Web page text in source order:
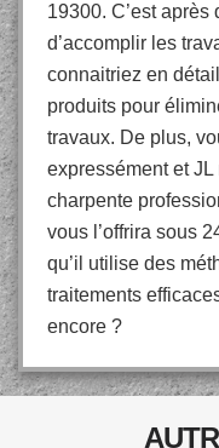
19300. C’est
d’accomplir les
connaitriez en
produits pour
travaux. De plus,
expressément et
charpente
vous l’offrira sous
qu’il utilise des
traitements
encore ?